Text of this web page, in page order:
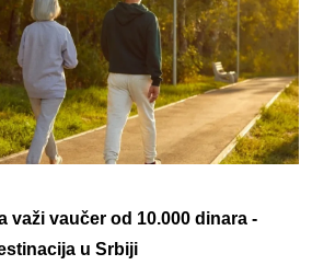
važi vaučer od 10.000 dinara -
u Srbiji